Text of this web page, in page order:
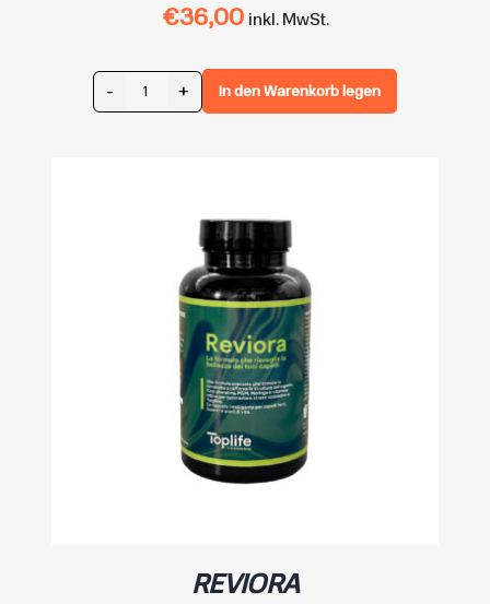
€36,00 inkl. MwSt.
- + In den Warenkorb legen
REVIORA